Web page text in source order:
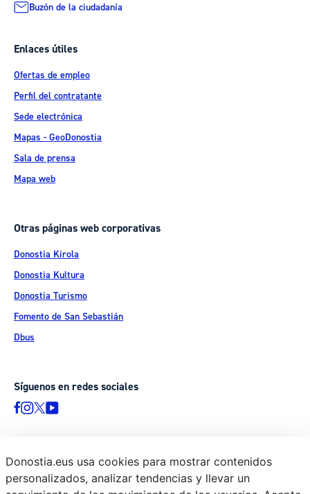
Buzón de la ciudadanía
Enlaces útiles
Ofertas de empleo
Perfil del contratante
Sede electrónica
Mapas - GeoDonostia
Sala de prensa
Mapa web
Otras páginas web corporativas
Donostia Kirola
Donostia Kultura
Donostia Turismo
Fomento de San Sebastián
Dbus
Síguenos en redes sociales
© Donostiako Udala - Ayuntamiento de Donostia / San Sebastián
Ijentea 1, 20003 Donostia / San Sebastián
Donostia.eus usa cookies para mostrar contenidos
personalizados, analizar tendencias y llevar un